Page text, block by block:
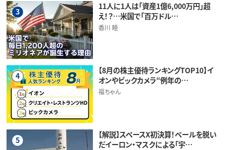
3
11人に1人は「資産1億6,000万円」超
え！？…米国で「百万ドル…
香川 睦
4
【8月の株主優待ランキングTOP10】イ
オンやビックカメラ“例年の…
福ちゃん
5
【解説】スペースX初決算！ベールを脱い
だイーロン・マスクによる「宇…